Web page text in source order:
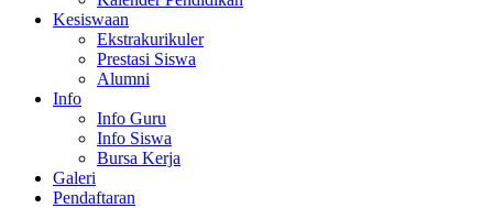
Kesiswaan
Ekstrakurikuler
Prestasi Siswa
Alumni
Info
Info Guru
Info Siswa
Bursa Kerja
Galeri
Pendaftaran